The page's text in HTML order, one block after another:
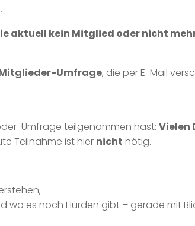
aktuell kein Mitglied oder nicht
Umfrage, die per E-Mail
Umfrage teilgenommen hast: Vielen
Teilnahme ist hier nicht nötig.
es noch Hürden gibt – gerade mit